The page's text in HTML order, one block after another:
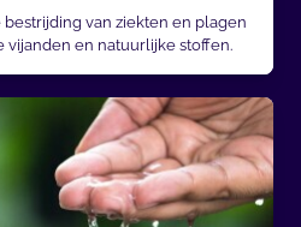
van ziekten en plagen
vijanden en natuurlijke stoffen.